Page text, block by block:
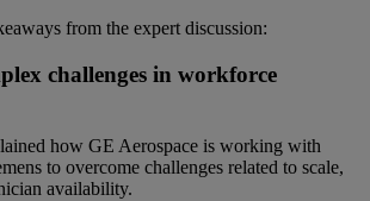
from the expert discussion:
challenges in workforce
how GE Aerospace is working with
to overcome challenges related to scale,
availability.